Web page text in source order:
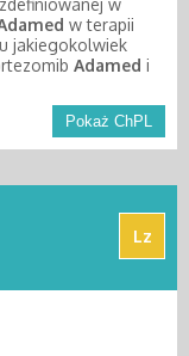
w
w terapii
jakiegokolwiek
Adamed i
Pokaż ChPL
Lz